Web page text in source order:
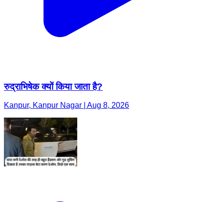
रुद्राभिषेक क्यों किया जाता है?
Kanpur, Kanpur Nagar | Aug 8, 2026